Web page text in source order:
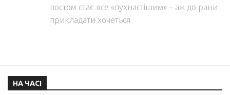
постом стає все «пухнастішим» – аж до рани
прикладати хочеться
НА ЧАСІ